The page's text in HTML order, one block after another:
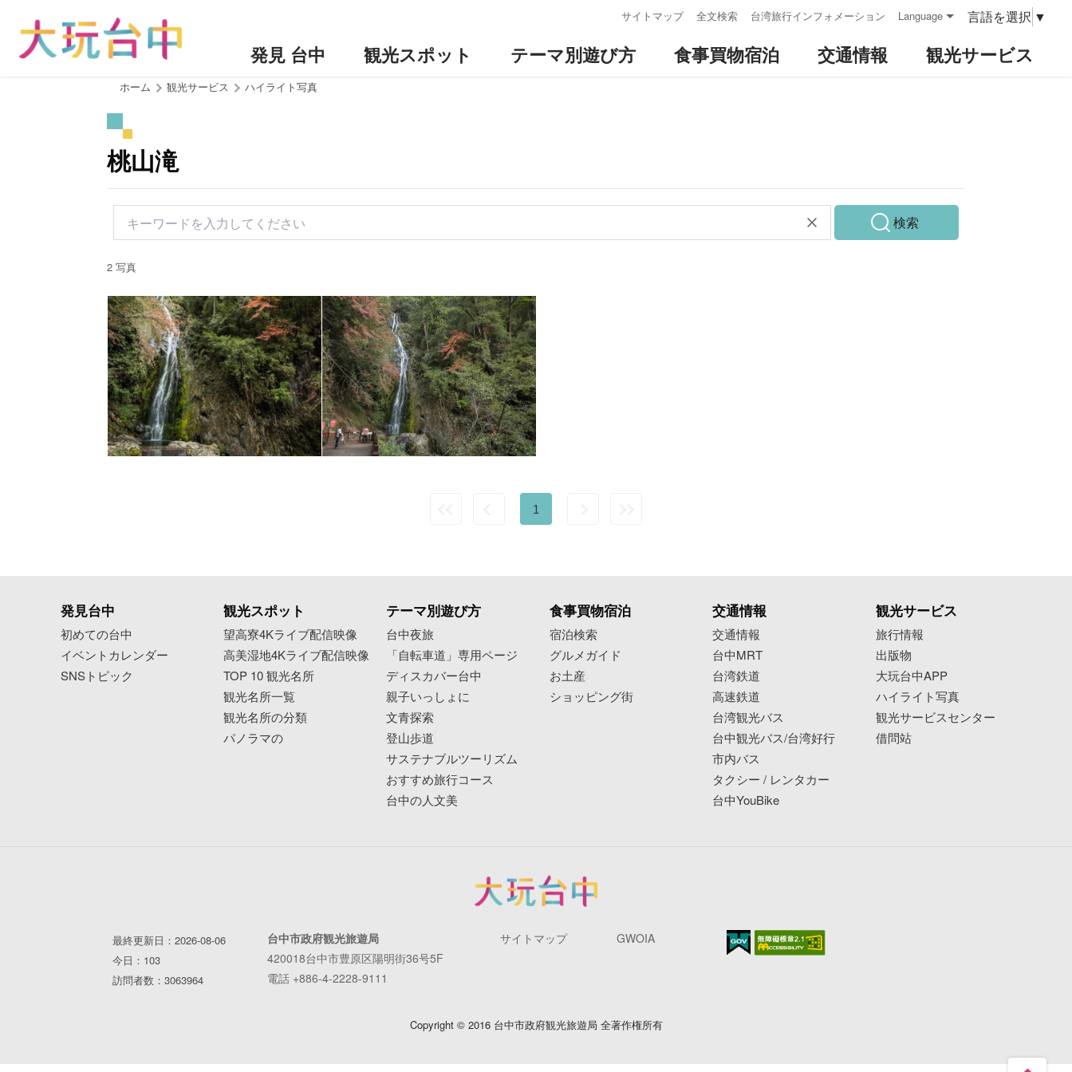
サイトマップ 全文検索 台湾旅行インフォメーション Language 言語を選択 ▼
発見 台中 観光スポット テーマ別遊び方 食事買物宿泊 交通情報 観光サービス
ホーム 観光サービス ハイライト写真
桃山滝
検索
2 写真
1
発見台中
初めての台中
イベントカレンダー
SNSトピック
観光スポット
望高寮4Kライブ配信映像
高美湿地4Kライブ配信映像
TOP 10 観光名所
観光名所一覧
観光名所の分類
パノラマの
テーマ別遊び方
台中夜旅
「自転車道」専用ページ
ディスカバー台中
親子いっしょに
文青探索
登山歩道
サステナブルツーリズム
おすすめ旅行コース
台中の人文美
食事買物宿泊
宿泊検索
グルメガイド
お土産
ショッピング街
交通情報
交通情報
台中MRT
台湾鉄道
高速鉄道
台湾観光バス
台中観光バス/台湾好行
市内バス
タクシー / レンタカー
台中YouBike
観光サービス
旅行情報
出版物
大玩台中APP
ハイライト写真
観光サービスセンター
借問站
最終更新日：2026-08-06
今日：103
訪問者数：3063964
台中市政府観光旅遊局
420018台中市豊原区陽明街36号5F
電話 +886-4-2228-9111
サイトマップ GWOIA
Copyright © 2016 台中市政府観光旅遊局 全著作権所有